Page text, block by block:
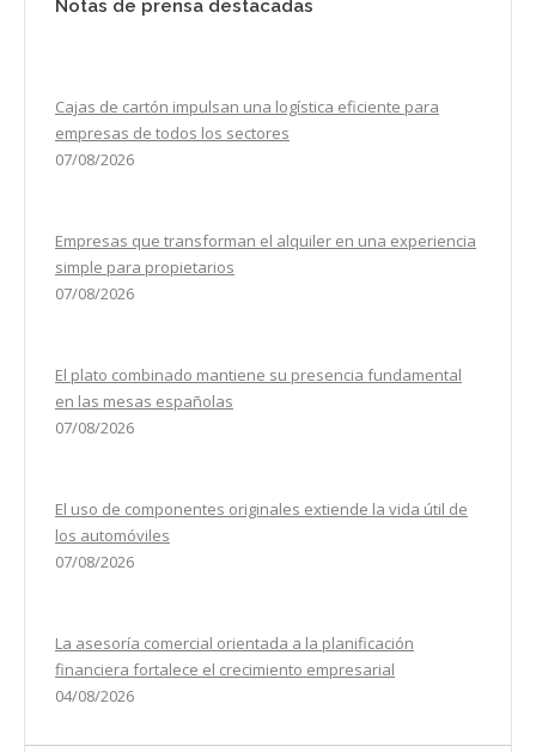
Notas de prensa destacadas
Cajas de cartón impulsan una logística eficiente para
empresas de todos los sectores
07/08/2026
Empresas que transforman el alquiler en una experiencia
simple para propietarios
07/08/2026
El plato combinado mantiene su presencia fundamental
en las mesas españolas
07/08/2026
El uso de componentes originales extiende la vida útil de
los automóviles
07/08/2026
La asesoría comercial orientada a la planificación
financiera fortalece el crecimiento empresarial
04/08/2026